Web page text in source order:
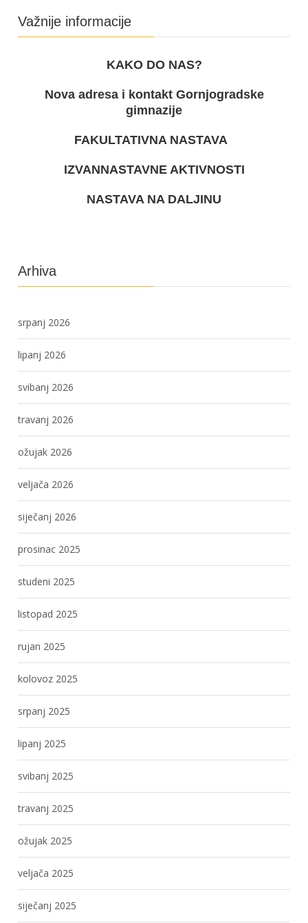
Važnije informacije
KAKO DO NAS?
Nova adresa i kontakt Gornjogradske
gimnazije
FAKULTATIVNA NASTAVA
IZVANNASTAVNE AKTIVNOSTI
NASTAVA NA DALJINU
Arhiva
srpanj 2026
lipanj 2026
svibanj 2026
travanj 2026
ožujak 2026
veljača 2026
siječanj 2026
prosinac 2025
studeni 2025
listopad 2025
rujan 2025
kolovoz 2025
srpanj 2025
lipanj 2025
svibanj 2025
travanj 2025
ožujak 2025
veljača 2025
siječanj 2025